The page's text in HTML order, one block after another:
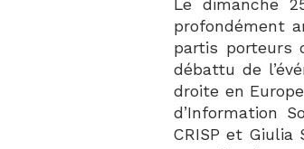
Le dimanche
profondément
partis porteurs
débattu de
droite en
d’Information
CRISP et Giulia